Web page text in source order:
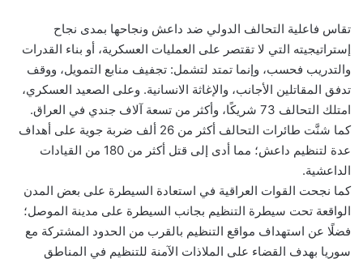
تقاس فاعلية التحالف الدولي ضد داعش ونجاحها بمدى نجاح
إستراتيجيته التي لا تقتصر على العمليات العسكرية، أو بناء القدرات
والتدريب فحسب، وإنما تمتد لتشمل: تجفيف منابع التمويل، ووقف
تدفق المقاتلين الأجانب، والإغاثة الانسانية. وعلى الصعيد العسكري،
امتلك التحالف 73 شريكًا، وأكثر من تسعة آلاف جندي في العراق.
كما شنَّت طائرات التحالف أكثر من 26 ألف ضربة جوية على أهداف
عدة لتنظيم داعش؛ مما أدى إلى قتل أكثر من 180 من القيادات
الداعشية.
كما نجحت القوات العراقية في استعادة السيطرة على بعض المدن
الواقعة تحت سيطرة التنظيم بجانب السيطرة على مدينة الموصل؛
فضلًا عن استهداف مواقع التنظيم بالقرب من الحدود المشتركة مع
سوريا بهدف القضاء على الملاذات الآمنة للتنظيم في المناطق